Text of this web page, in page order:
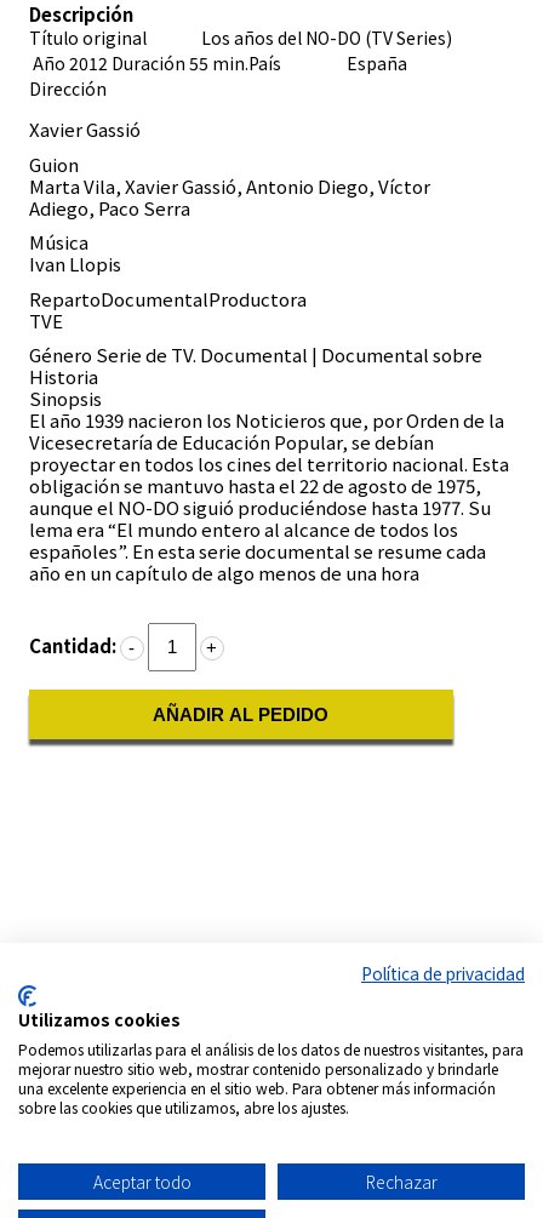
Descripción
Título original Los años del NO-DO (TV Series)
Año 2012 Duración 55 min.País
España
Dirección
Xavier Gassió
Guion
Marta Vila, Xavier Gassió, Antonio Diego, Víctor
Adiego, Paco Serra
Música
Ivan Llopis
RepartoDocumentalProductora
TVE
Género Serie de TV. Documental | Documental sobre
Historia
Sinopsis
El año 1939 nacieron los Noticieros que, por Orden de la
Vicesecretaría de Educación Popular, se debían
proyectar en todos los cines del territorio nacional. Esta
obligación se mantuvo hasta el 22 de agosto de 1975,
aunque el NO-DO siguió produciéndose hasta 1977. Su
lema era “El mundo entero al alcance de todos los
españoles”. En esta serie documental se resume cada
año en un capítulo de algo menos de una hora
Cantidad: - +
AÑADIR AL PEDIDO
Síguenos en:
Política de privacidad
Utilizamos cookies
Podemos utilizarlas para el análisis de los datos de nuestros visitantes, para
mejorar nuestro sitio web, mostrar contenido personalizado y brindarle
una excelente experiencia en el sitio web. Para obtener más información
sobre las cookies que utilizamos, abre los ajustes.
Aceptar todo
Rechazar